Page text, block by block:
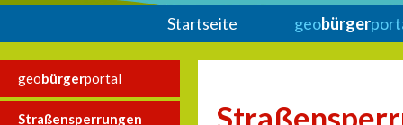
Startseite geobürger
geobürgerportal
Straßensperrungen